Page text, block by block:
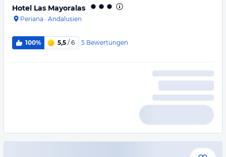
Hotel Las Mayoralas
Periana · Andalusien
100% 5,5 / 6 5 Bewertungen